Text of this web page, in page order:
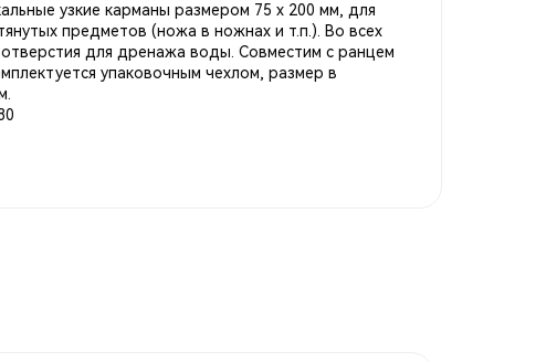
узкие карманы размером 75 х 200 мм, для
предметов (ножа в ножнах и т.п.). Во всех
для дренажа воды. Совместим с ранцем
упаковочным чехлом, размер в